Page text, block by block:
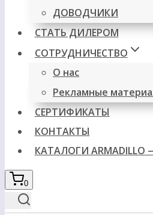
ДОВОДЧИКИ
СТАТЬ ДИЛЕРОМ
СОТРУДНИЧЕСТВО
О нас
Рекламные
СЕРТИФИКАТЫ
КОНТАКТЫ
КАТАЛОГИ
0